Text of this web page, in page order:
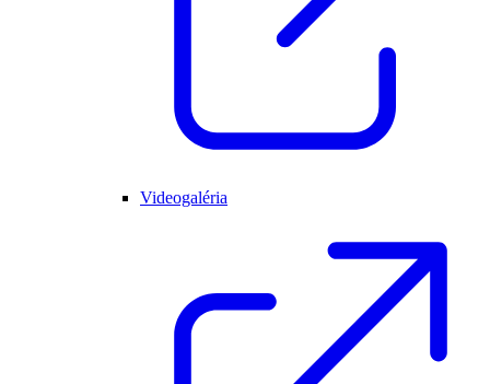
Videogaléria